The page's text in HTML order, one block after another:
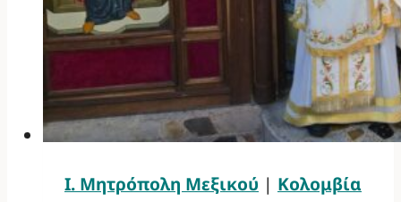
Ι. Μητρόπολη Μεξικού | Κολομβία